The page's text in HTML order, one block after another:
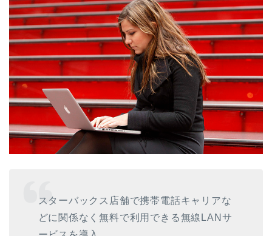
スターバックス店舗で携帯電話キャリアな
どに関係なく無料で利用できる無線LANサ